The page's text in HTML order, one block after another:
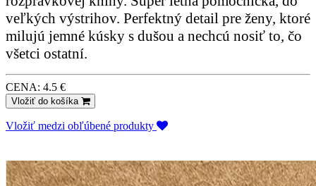
veľkých výstrihov. Perfektný detail pre ženy, ktoré
milujú jemné kúsky s dušou a nechcú nosiť to, čo
všetci ostatní.
CENA: 4.5 €
Vložiť do košíka
Vložiť medzi obľúbené produkty